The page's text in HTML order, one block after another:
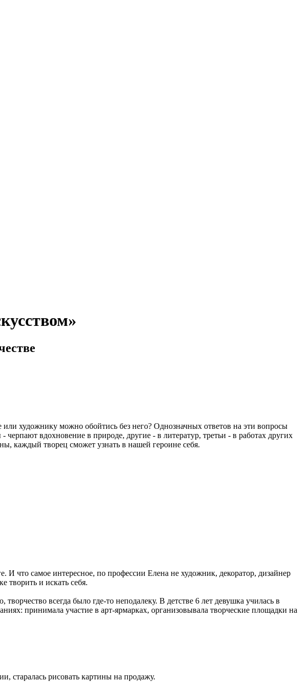
или художнику можно обойтись без него? Однозначных ответов на эти вопросы
вдохновение в природе, другие - в литератур, третьи - в работах других
каждый творец сможет узнать в нашей героине себя.
что самое интересное, по профессии Елена не художник, декоратор, дизайнер
творить и искать себя.
всегда было где-то неподалеку. В детстве 6 лет девушка училась в
принимала участие в арт-ярмарках, организовывала творческие площадки на
старалась рисовать картины на продажу.